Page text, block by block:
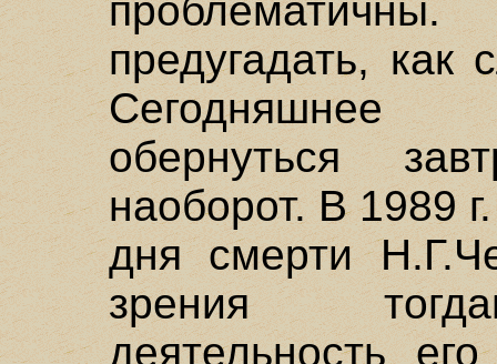
предугадать, как
Сегодняшнее
обернуться
наоборот. В 1989
дня смерти
зрения
деятельность